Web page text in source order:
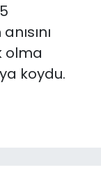
olma
koydu.